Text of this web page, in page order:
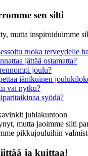
sen silti
mutta inspiroiduimme
ruoka terveydelle
jättää ostamatta?
joulu?
iänikuinen
vai nytku?
syödä?
mutta jaoimme silti
pikkujouluihin
ja kuittaa!